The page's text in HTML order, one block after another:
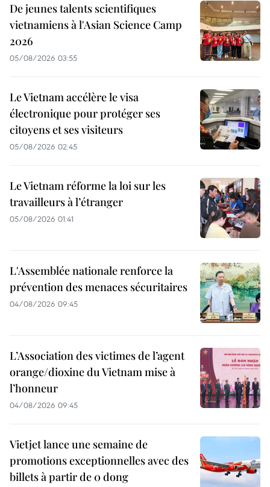
De jeunes talents scientifiques
vietnamiens à l'Asian Science Camp
2026
05/08/2026 03:55
Le Vietnam accélère le visa
électronique pour protéger ses
citoyens et ses visiteurs
05/08/2026 02:45
Le Vietnam réforme la loi sur les
travailleurs à l’étranger
05/08/2026 01:41
L'Assemblée nationale renforce la
prévention des menaces sécuritaires
04/08/2026 09:45
L’Association des victimes de l’agent
orange/dioxine du Vietnam mise à
l’honneur
04/08/2026 09:45
Vietjet lance une semaine de
promotions exceptionnelles avec des
billets à partir de 0 dong